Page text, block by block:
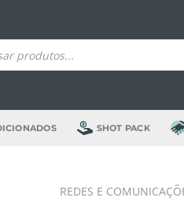
SHOT PACK
REDES E